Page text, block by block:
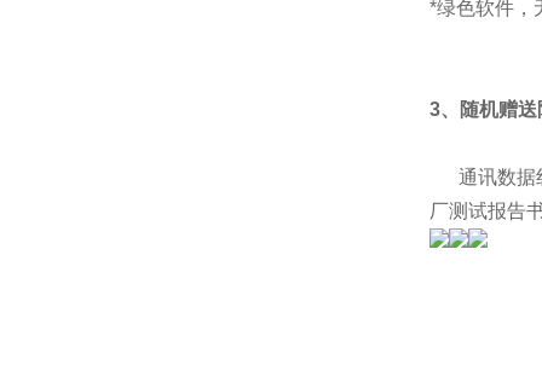
*绿色软件，
3、随机赠送
通讯数据
厂测试报告